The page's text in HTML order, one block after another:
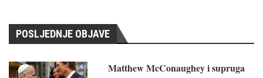
POSLJEDNJE OBJAVE
Matthew McConaughey i supruga